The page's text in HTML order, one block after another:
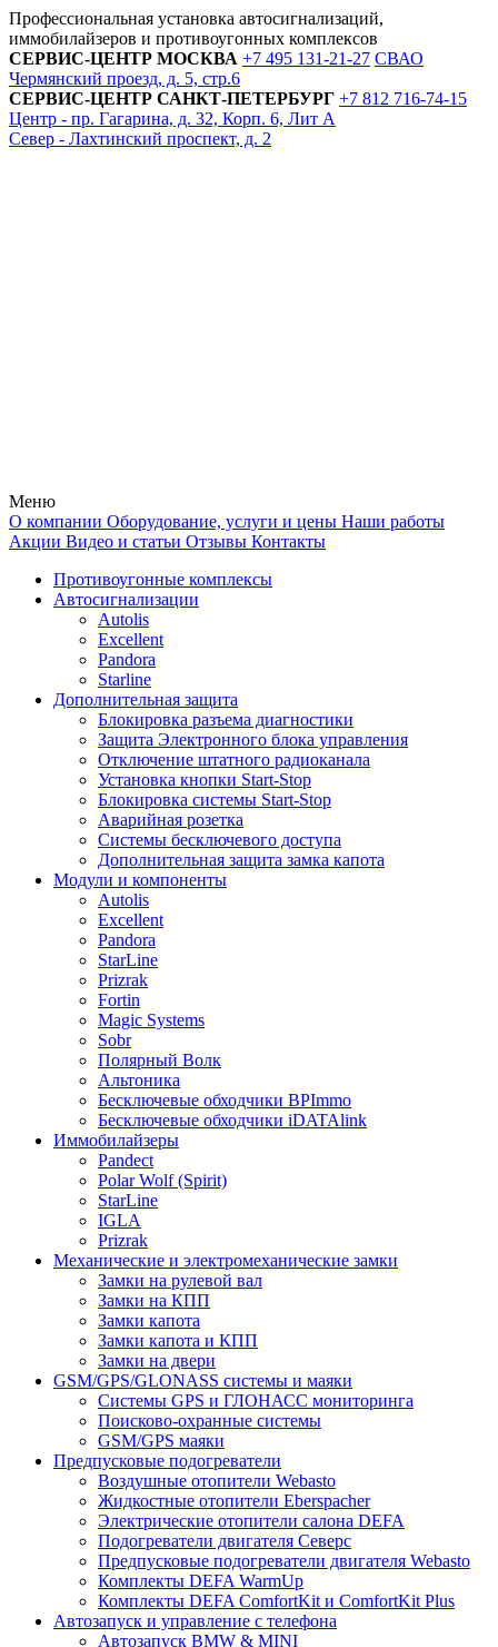
Профессиональная установка автосигнализаций,
иммобилайзеров и противоугонных комплексов
СЕРВИС-ЦЕНТР МОСКВА +7 495 131-21-27 СВАО
Чермянский проезд, д. 5, стр.6
СЕРВИС-ЦЕНТР САНКТ-ПЕТЕРБУРГ +7 812 716-74-15
Центр - пр. Гагарина, д. 32, Корп. 6, Лит А
Север - Лахтинский проспект, д. 2
Меню
О компании Оборудование, услуги и цены Наши работы
Акции Видео и статьи Отзывы Контакты
Противоугонные комплексы
Автосигнализации
Autolis
Excellent
Pandora
Starline
Дополнительная защита
Блокировка разъема диагностики
Защита Электронного блока управления
Отключение штатного радиоканала
Установка кнопки Start-Stop
Блокировка системы Start-Stop
Аварийная розетка
Системы бесключевого доступа
Дополнительная защита замка капота
Модули и компоненты
Autolis
Excellent
Pandora
StarLine
Prizrak
Fortin
Magic Systems
Sobr
Полярный Волк
Альтоника
Бесключевые обходчики BPImmo
Бесключевые обходчики iDATAlink
Иммобилайзеры
Pandect
Polar Wolf (Spirit)
StarLine
IGLA
Prizrak
Механические и электромеханические замки
Замки на рулевой вал
Замки на КПП
Замки капота
Замки капота и КПП
Замки на двери
GSM/GPS/GLONASS системы и маяки
Системы GPS и ГЛОНАСС мониторинга
Поисково-охранные системы
GSM/GPS маяки
Предпусковые подогреватели
Воздушные отопители Webasto
Жидкостные отопители Eberspacher
Электрические отопители салона DEFA
Подогреватели двигателя Северс
Предпусковые подогреватели двигателя Webasto
Комплекты DEFA WarmUp
Комплекты DEFA ComfortKit и ComfortKit Plus
Автозапуск и управление с телефона
Автозапуск BMW & MINI